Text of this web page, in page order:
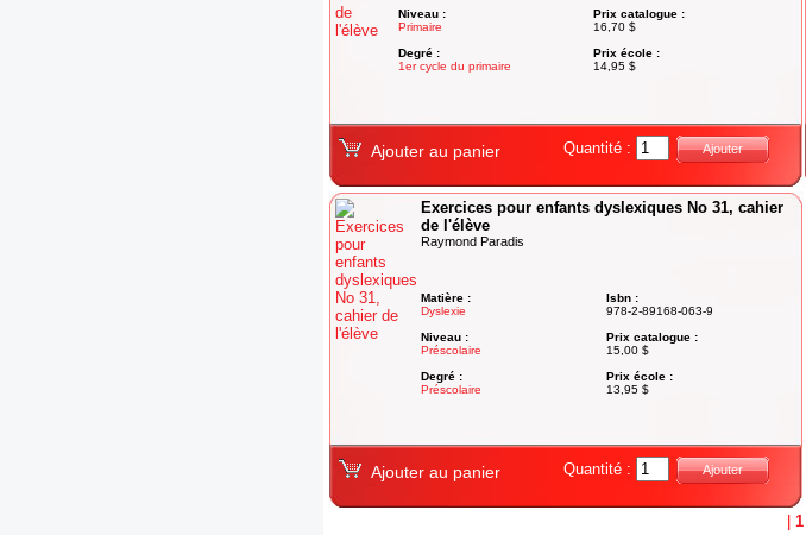
Niveau :
Primaire
Degré :
1er cycle du primaire
Prix catalogue :
16,70 $
Prix école :
14,95 $
Ajouter au panier Quantité : Ajouter
Exercices pour enfants dyslexiques No 31, cahier
de l'élève
Raymond Paradis
Matière :
Dyslexie
Niveau :
Préscolaire
Degré :
Préscolaire
Isbn :
978-2-89168-063-9
Prix catalogue :
15,00 $
Prix école :
13,95 $
Ajouter au panier Quantité : Ajouter
1